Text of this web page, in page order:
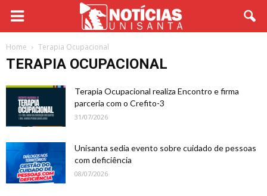
Home Terapia Ocupacional
TERAPIA OCUPACIONAL
Terapia Ocupacional realiza Encontro e firma
parceria com o Crefito-3
31/07/2026
Unisanta sedia evento sobre cuidado de pessoas
com deficiência
08/07/2026